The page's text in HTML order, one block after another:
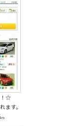
！☆
ます。